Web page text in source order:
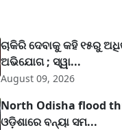
ଚାକିରି ଦେବାକୁ କହି ୧୫ରୁ
ଅଭିଯୋଗ ; ସ୍ୱା...
August 09, 2026
North Odisha flood
ଓଡ଼ିଶାରେ ବନ୍ୟା ସମ...